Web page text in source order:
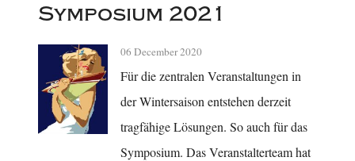
Symposium 2021
06 December 2020
Für die zentralen Veranstaltungen in
der Wintersaison entstehen derzeit
tragfähige Lösungen. So auch für das
Symposium. Das Veranstalterteam hat